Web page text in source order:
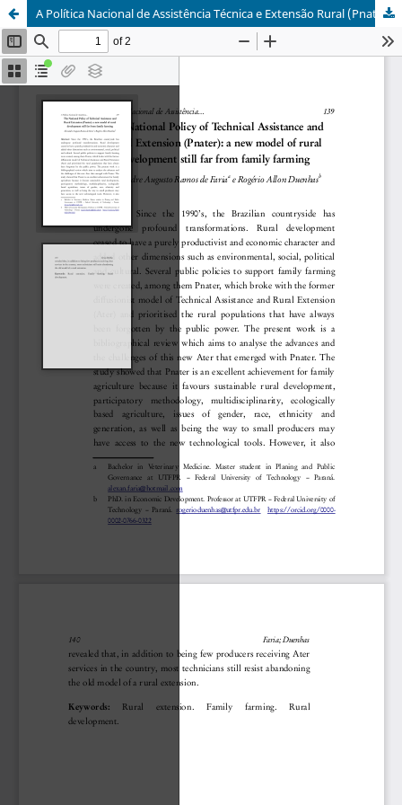
A Política Nacional de Assistência Técnica e Extensão Rural (Pnater): um novo modelo de desenvolvimento rural ainda distante da agricultura familiar